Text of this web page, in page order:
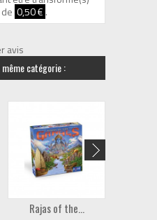
0,50 € .
avis
catégorie :
Rajas of the...